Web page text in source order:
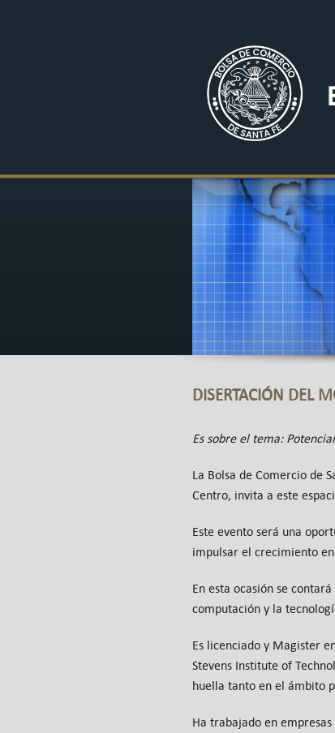
DISERTACIÓN DEL
Es sobre el tema:
La Bolsa de Comercio de
Centro, invita a este
Este evento será una
impulsar el crecimiento
En esta ocasión se
computación y la
Es licenciado y Magister
Stevens Institute of
huella tanto en el ámbito
Ha trabajado en